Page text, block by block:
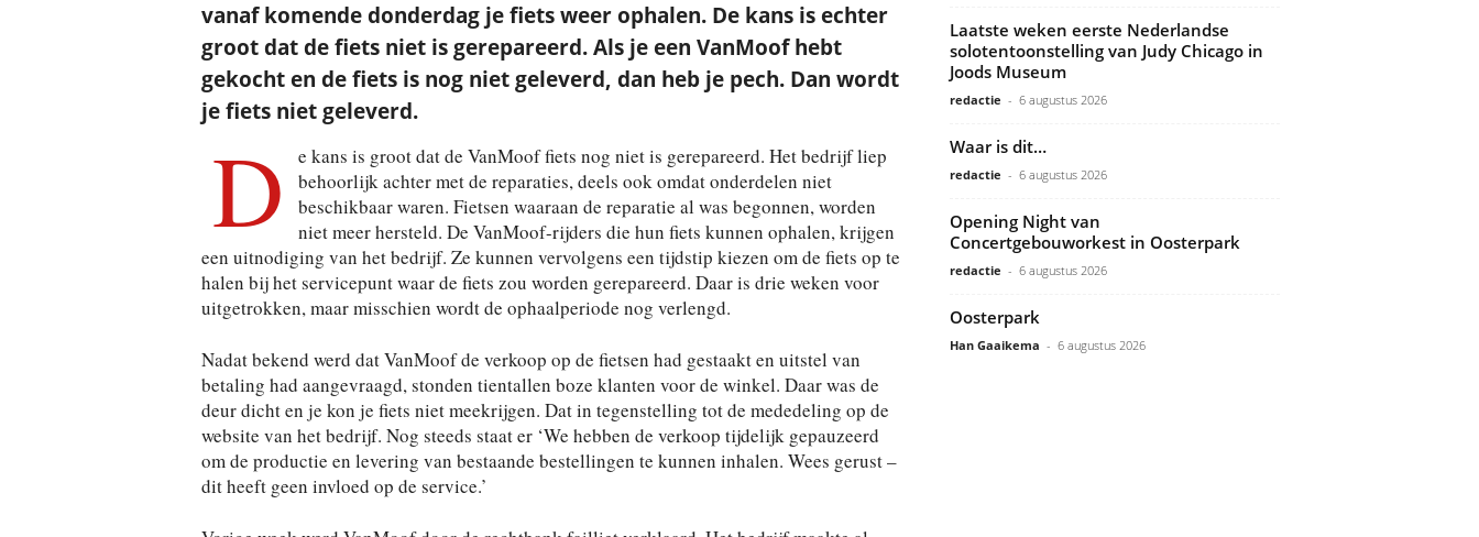
vanaf komende donderdag je fiets weer ophalen. De kans is echter
groot dat de fiets niet is gerepareerd. Als je een VanMoof hebt
gekocht en de fiets is nog niet geleverd, dan heb je pech. Dan wordt
je fiets niet geleverd.
D
e kans is groot dat de VanMoof fiets nog niet is gerepareerd. Het bedrijf liep
behoorlijk achter met de reparaties, deels ook omdat onderdelen niet
beschikbaar waren. Fietsen waaraan de reparatie al was begonnen, worden
niet meer hersteld. De VanMoof-rijders die hun fiets kunnen ophalen, krijgen
een uitnodiging van het bedrijf. Ze kunnen vervolgens een tijdstip kiezen om de fiets op te
halen bij het servicepunt waar de fiets zou worden gerepareerd. Daar is drie weken voor
uitgetrokken, maar misschien wordt de ophaalperiode nog verlengd.
Nadat bekend werd dat VanMoof de verkoop op de fietsen had gestaakt en uitstel van
betaling had aangevraagd, stonden tientallen boze klanten voor de winkel. Daar was de
deur dicht en je kon je fiets niet meekrijgen. Dat in tegenstelling tot de mededeling op de
website van het bedrijf. Nog steeds staat er ‘We hebben de verkoop tijdelijk gepauzeerd
om de productie en levering van bestaande bestellingen te kunnen inhalen. Wees gerust –
dit heeft geen invloed op de service.’
Laatste weken eerste Nederlandse
solotentoonstelling van Judy Chicago in
Joods Museum
redactie - 6 augustus 2026
Waar is dit…
redactie - 6 augustus 2026
Opening Night van
Concertgebouworkest in Oosterpark
redactie - 6 augustus 2026
Oosterpark
Han Gaaikema - 6 augustus 2026